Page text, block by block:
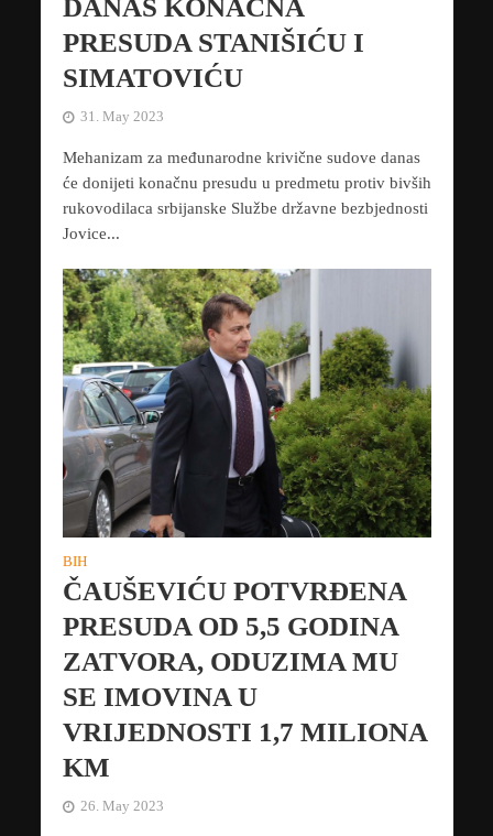
DANAS KONAČNA
PRESUDA STANIŠIĆU I
SIMATOVIĆU
31. May 2023
Mehanizam za međunarodne krivične sudove danas
će donijeti konačnu presudu u predmetu protiv bivših
rukovodilaca srbijanske Službe državne bezbjednosti
Jovice...
BIH
ČAUŠEVIĆU POTVRĐENA
PRESUDA OD 5,5 GODINA
ZATVORA, ODUZIMA MU
SE IMOVINA U
VRIJEDNOSTI 1,7 MILIONA
KM
26. May 2023